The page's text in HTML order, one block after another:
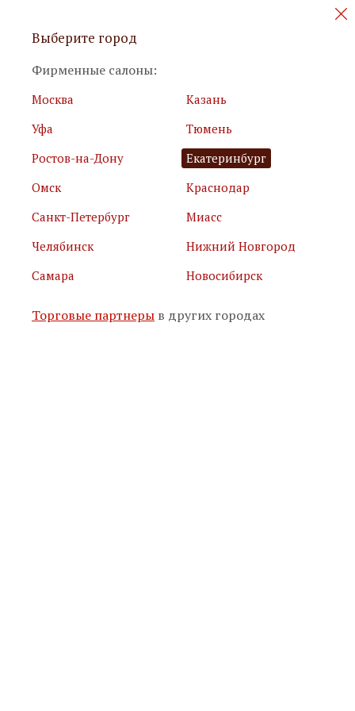
Персональные акции и новинки
Я принимаю
условия использования сайта
Я соглашаюсь сполитикой обработки персональных
Подписаться
Выберите город
Фирменные салоны:
Москва
Казань
Уфа
Тюмень
Ростов-на-Дону
Екатеринбург
Омск
Краснодар
Санкт-Петербург
Миасс
Челябинск
Нижний Новгород
Самара
Новосибирск
Торговые партнеры в других городах